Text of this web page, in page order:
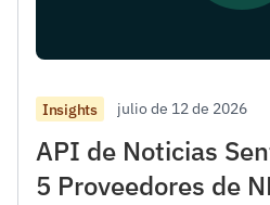
Insights julio de 12 de 2026
API de Noticias
5 Proveedores de